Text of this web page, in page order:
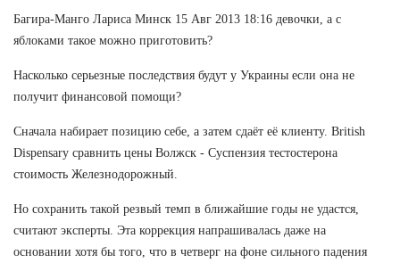
Багира-Манго Лариса Минск 15 Авг 2013 18:16 девочки, а с
яблоками такое можно приготовить?
Насколько серьезные последствия будут у Украины если она не
получит финансовой помощи?
Сначала набирает позицию себе, а затем сдаёт её клиенту. British
Dispensary сравнить цены Волжск - Суспензия тестостерона
стоимость Железнодорожный.
Но сохранить такой резвый темп в ближайшие годы не удастся,
считают эксперты. Эта коррекция напрашивалась даже на
основании хотя бы того, что в четверг на фоне сильного падения